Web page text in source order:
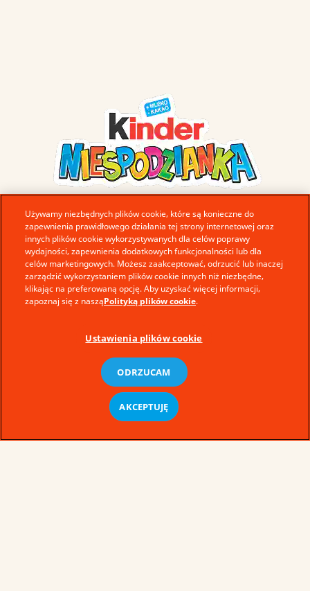
Używamy niezbędnych plików cookie, które są konieczne do
zapewnienia prawidłowego działania tej strony internetowej oraz
innych plików cookie wykorzystywanych dla celów poprawy
wydajności, zapewnienia dodatkowych funkcjonalności lub dla
celów marketingowych. Możesz zaakceptować, odrzucić lub inaczej
zarządzić wykorzystaniem plików cookie innych niż niezbędne,
klikając na preferowaną opcję. Aby uzyskać więcej informacji,
zapoznaj się z nasząPolityką plików cookie.
Ustawienia plików cookie
ODRZUCAM
AKCEPTUJĘ